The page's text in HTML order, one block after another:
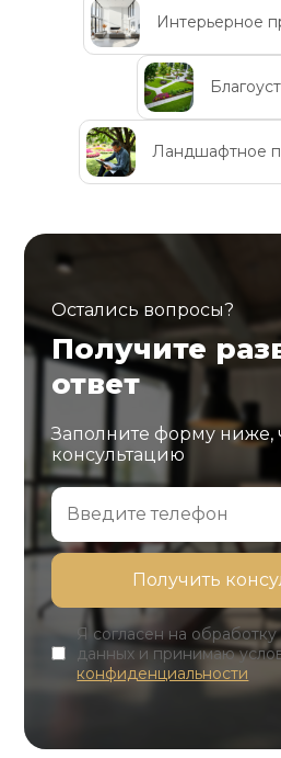
Интерьерное
Ландшафтное
Остались вопросы?
Получите
ответ
Заполните форму ниже,
консультацию
Я согласен на
данных и принимаю
конфиденциальности